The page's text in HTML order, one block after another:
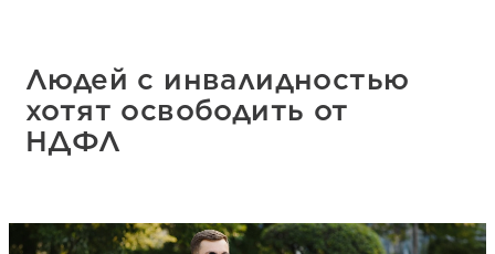
Людей с инвалидностью
хотят освободить от
НДФЛ